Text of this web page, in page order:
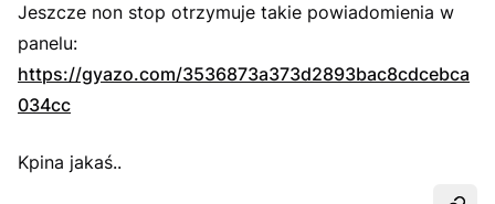
Jeszcze non stop otrzymuje takie powiadomienia w
panelu:
https://gyazo.com/3536873a373d2893bac8cdcebca
034cc
Kpina jakaś..